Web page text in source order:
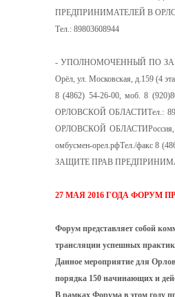
ПРЕДПРИНИМАТЕЛЕЙ В
Тел.: 89803608944
- УПОЛНОМОЧЕННЫЙ ПО
Орёл, ул. Московская, д.159 (4
8 (4862) 54-26-00, моб. 8
ОРЛОВСКОЙ ОБЛАСТИТел.:
ОРЛОВСКОЙ ОБЛАСТИРоссия,
омбусмен-орел.рфТел./факс 8
ЗАЩИТЕ ПРАВ
27 МАЯ 2016 ГОДА ФОРУМ
Форум представляет собой
трансляции успешных практик
Данное мероприятие для
порядка 150 начинающих и
В рамках Форума в этом году